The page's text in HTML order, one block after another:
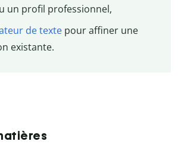
un profil professionnel,
de textepour affiner une
existante.